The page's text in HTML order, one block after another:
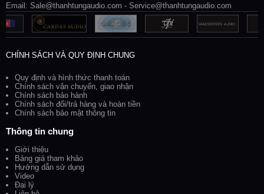
Email: Sale@thanhtungaudio.com - Service@thanhtungaudio.com
CHÍNH SÁCH VÀ QUY ĐỊNH CHUNG
Quy định và hình thức thanh toán
Chính sách vận chuyển, giao nhận
Chính sách bảo hành
Chính sách đổi/trả hàng và hoàn tiền
Chính sách bảo mật thông tin
Thông tin chung
Giới thiệu
Bảng giá tham khảo
Hướng dẫn sử dụng
Video
Đại lý